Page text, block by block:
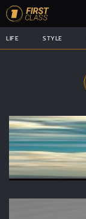
LIFE STYLE